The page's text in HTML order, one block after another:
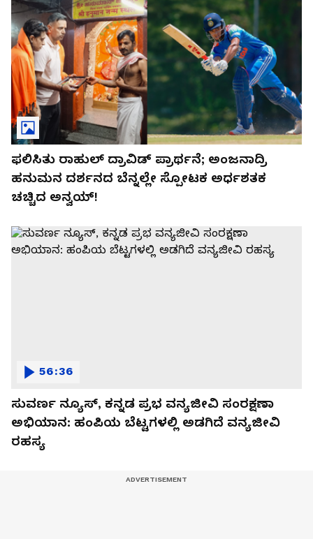
ಫಲಿಸಿತು ರಾಹುಲ್ ದ್ರಾವಿಡ್ ಪ್ರಾರ್ಥನೆ; ಅಂಜನಾದ್ರಿ
ಹನುಮನ ದರ್ಶನದ ಬೆನ್ನಲ್ಲೇ ಸ್ಪೋಟಕ ಅರ್ಧಶತಕ
ಚಚ್ಚಿದ ಅನ್ವಯ್!
ಸುವರ್ಣ ನ್ಯೂಸ್, ಕನ್ನಡ ಪ್ರಭ ವನ್ಯಜೀವಿ ಸಂರಕ್ಷಣಾ
ಅಭಿಯಾನ: ಹಂಪಿಯ ಬೆಟ್ಟಗಳಲ್ಲಿ ಅಡಗಿದೆ ವನ್ಯಜೀವಿ
ರಹಸ್ಯ
56:36